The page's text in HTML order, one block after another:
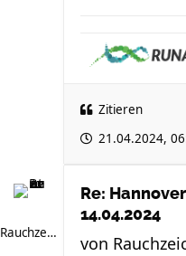
Zitieren
21.04.2024,
Rauchzeichen
Re:
14.04.2024
von